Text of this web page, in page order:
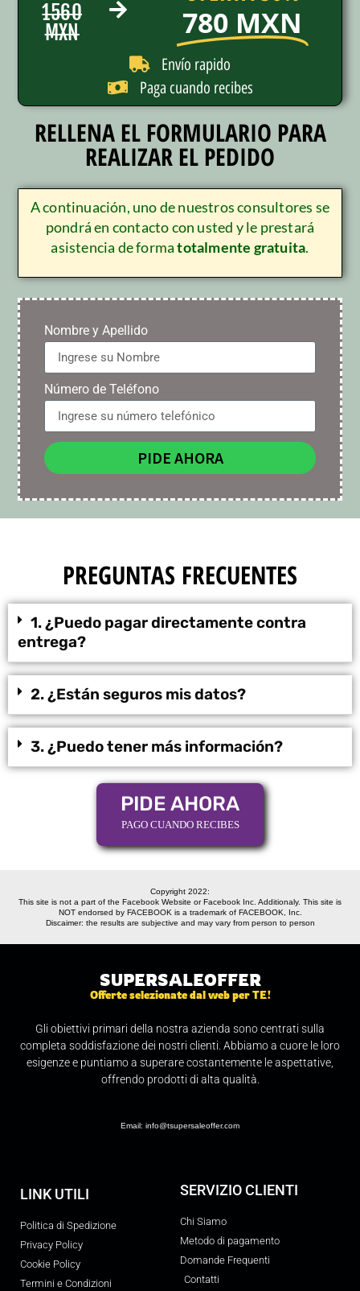
1560
MXN
780 MXN
Envío rapido
Paga cuando recibes
RELLENA EL FORMULARIO PARA
REALIZAR EL PEDIDO
A continuación, uno de nuestros consultores se
pondrá en contacto con usted y le prestará
asistencia de formatotalmente gratuita.
Nombre y Apellido
Número de Teléfono
PIDE AHORA
PREGUNTAS FRECUENTES
1. ¿Puedo pagar directamente contra
entrega?
2. ¿Están seguros mis datos?
3. ¿Puedo tener más información?
PIDE AHORA
PAGO CUANDO RECIBES
Copyright 2022:
This site is not a part of the Facebook Website or Facebook Inc. Additionaly. This site is
NOT endorsed by FACEBOOK is a trademark of FACEBOOK, Inc.
Discaimer: the results are subjective and may vary from person to person
SUPERSALEOFFER
Offerte selezionate dal web per TE!
Gli obiettivi primari della nostra azienda sono centrati sulla
completa soddisfazione dei nostri clienti. Abbiamo a cuore le loro
esigenze e puntiamo a superare costantemente le aspettative,
offrendo prodotti di alta qualità.
Email: info@tsupersaleoffer.com
LINK UTILI
Politica di Spedizione
Privacy Policy
Cookie Policy
Termini e Condizioni
SERVIZIO CLIENTI
Chi Siamo
Metodo di pagamento
Domande Frequenti
Contatti